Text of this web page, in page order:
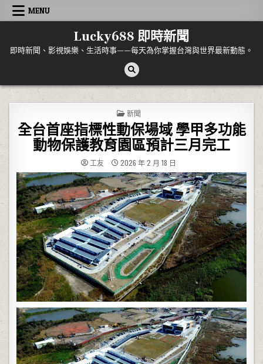
Skip to content
MENU
Lucky688 即時新聞
即時新聞、影視娛樂、生活時事——每天為你掌握台灣與世界最新動態。
POSTED IN
新聞
全台首座指標性動保場域 學甲多功能
動物保護教育園區預計三月完工
工友 2026 年 2 月 18 日